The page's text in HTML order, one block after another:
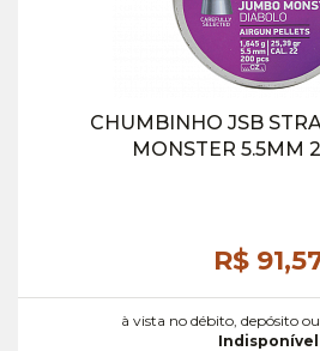
CHUMBINHO JSB
MONSTER 5.5MM
R$ 91,
à vista no débito, depósito
Indisponível